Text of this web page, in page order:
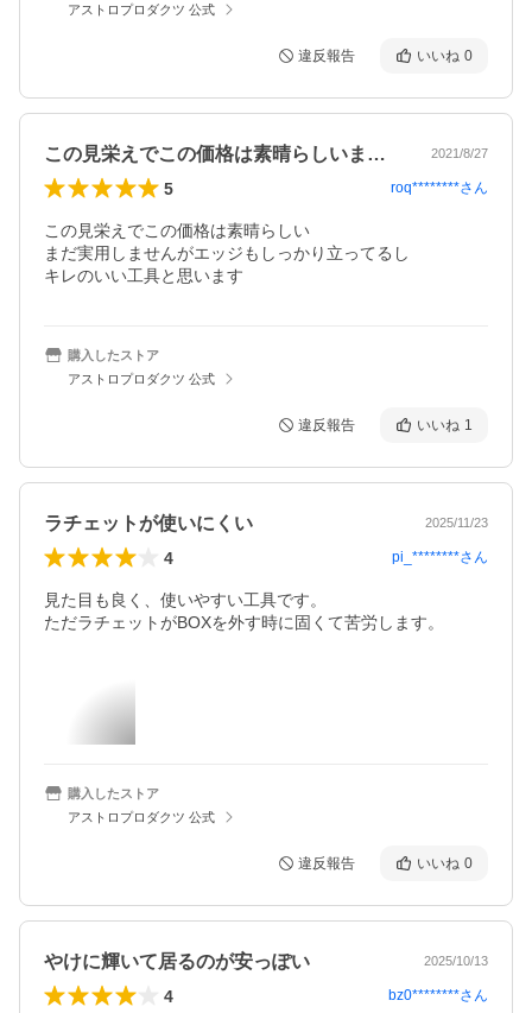
アストロプロダクツ 公式
違反報告 いいね 0
この見栄えでこの価格は素晴らしいまだ実… 2021/8/27
5 roq********さん
この見栄えでこの価格は素晴らしい
まだ実用しませんがエッジもしっかり立ってるし
キレのいい工具と思います
購入したストア
アストロプロダクツ 公式
違反報告 いいね 1
ラチェットが使いにくい 2025/11/23
4 pi_********さん
見た目も良く、使いやすい工具です。
ただラチェットがBOXを外す時に固くて苦労します。
購入したストア
アストロプロダクツ 公式
違反報告 いいね 0
やけに輝いて居るのが安っぽい 2025/10/13
4 bz0********さん